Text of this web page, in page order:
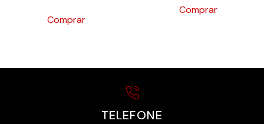
Comprar
Comprar
TELEFONE